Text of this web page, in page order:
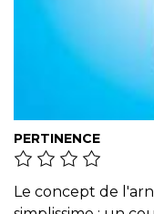
PERTINENCE
Le concept de